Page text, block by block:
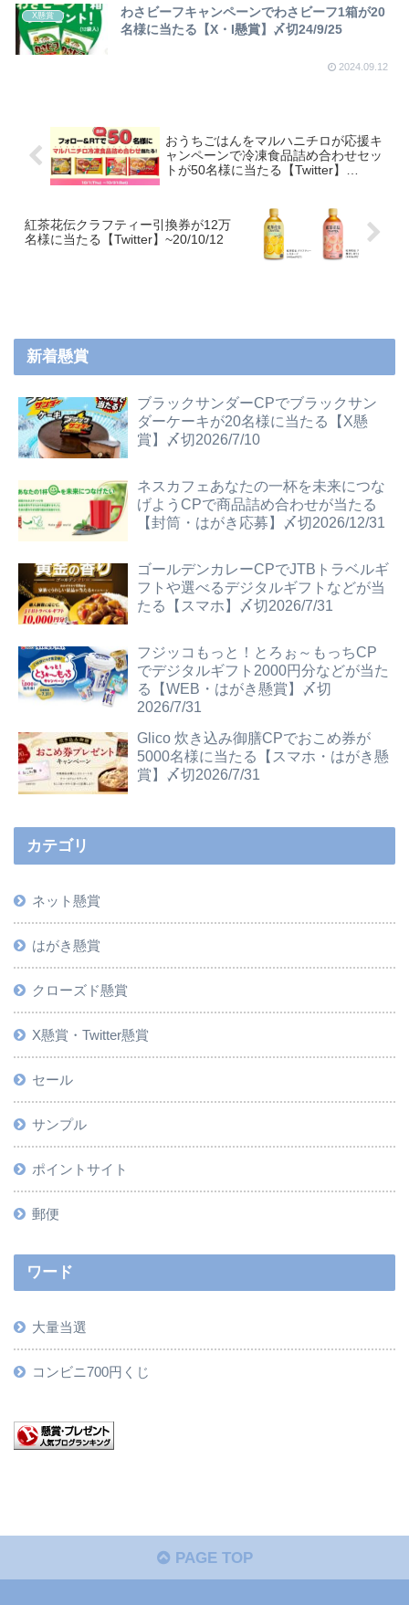
X懸賞
わさビーフキャンペーンでわさビーフ1箱が20
名様に当たる【X・I懸賞】〆切24/9/25
2024.09.12
おうちごはんをマルハニチロが応援キ
ャンペーンで冷凍食品詰め合わせセッ
トが50名様に当たる【Twitter】
紅茶花伝クラフティー引換券が12万
名様に当たる【Twitter】~20/10/12
新着懸賞
ブラックサンダーCPでブラックサン
ダーケーキが20名様に当たる【X懸
賞】〆切2026/7/10
ネスカフェあなたの一杯を未来につな
げようCPで商品詰め合わせが当たる
【封筒・はがき応募】〆切2026/12/31
ゴールデンカレーCPでJTBトラベルギ
フトや選べるデジタルギフトなどが当
たる【スマホ】〆切2026/7/31
フジッコもっと！とろぉ～もっちCP
でデジタルギフト2000円分などが当た
る【WEB・はがき懸賞】〆切
2026/7/31
Glico 炊き込み御膳CPでおこめ券が
5000名様に当たる【スマホ・はがき懸
賞】〆切2026/7/31
カテゴリ
ネット懸賞
はがき懸賞
クローズド懸賞
X懸賞・Twitter懸賞
セール
サンプル
ポイントサイト
郵便
ワード
大量当選
コンビニ700円くじ
PAGE TOP